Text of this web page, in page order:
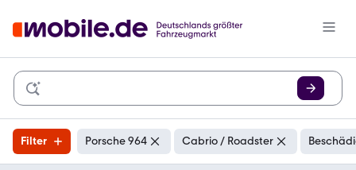
Filter Porsche 964 Cabrio / Roadster